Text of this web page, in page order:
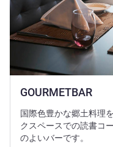
GOURMETBAR
国際色豊かな郷土料理
クスペースでの読書コ
のよいバーです。